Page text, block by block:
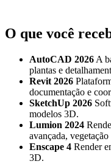
O que você
AutoCAD 2026 A
plantas e
Revit 2026
documentação e
SketchUp 2026
modelos 3D.
Lumion 2024
avançada, vegetação
Enscape 4 Render
3D.